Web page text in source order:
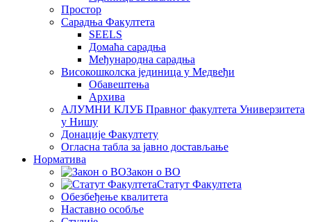
Простор
Сарадња Факултета
SEELS
Домаћа сарадња
Међународна сарадња
Високошколска јединица у Медвеђи
Обавештења
Архива
АЛУМНИ КЛУБ Правног факултета Универзитета
у Нишу
Донације Факултету
Огласна табла за јавно достављање
Норматива
Закон о ВО
Статут Факултета
Обезбеђење квалитета
Наставно особље